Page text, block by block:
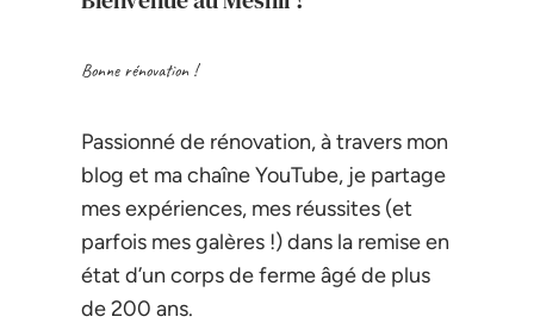
Bonne rénovation !
Passionné de rénovation, à travers mon
blog et ma chaîne YouTube, je partage
mes expériences, mes réussites (et
parfois mes galères !) dans la remise en
état d’un corps de ferme âgé de plus
de 200 ans.